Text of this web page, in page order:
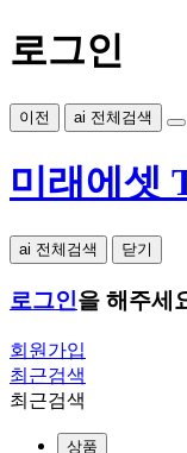
로그인
이전 ai 전체검색
미래에셋
ai 전체검색 닫기
로그인을 해주세
회원가입
최근검색
최근검색
상품